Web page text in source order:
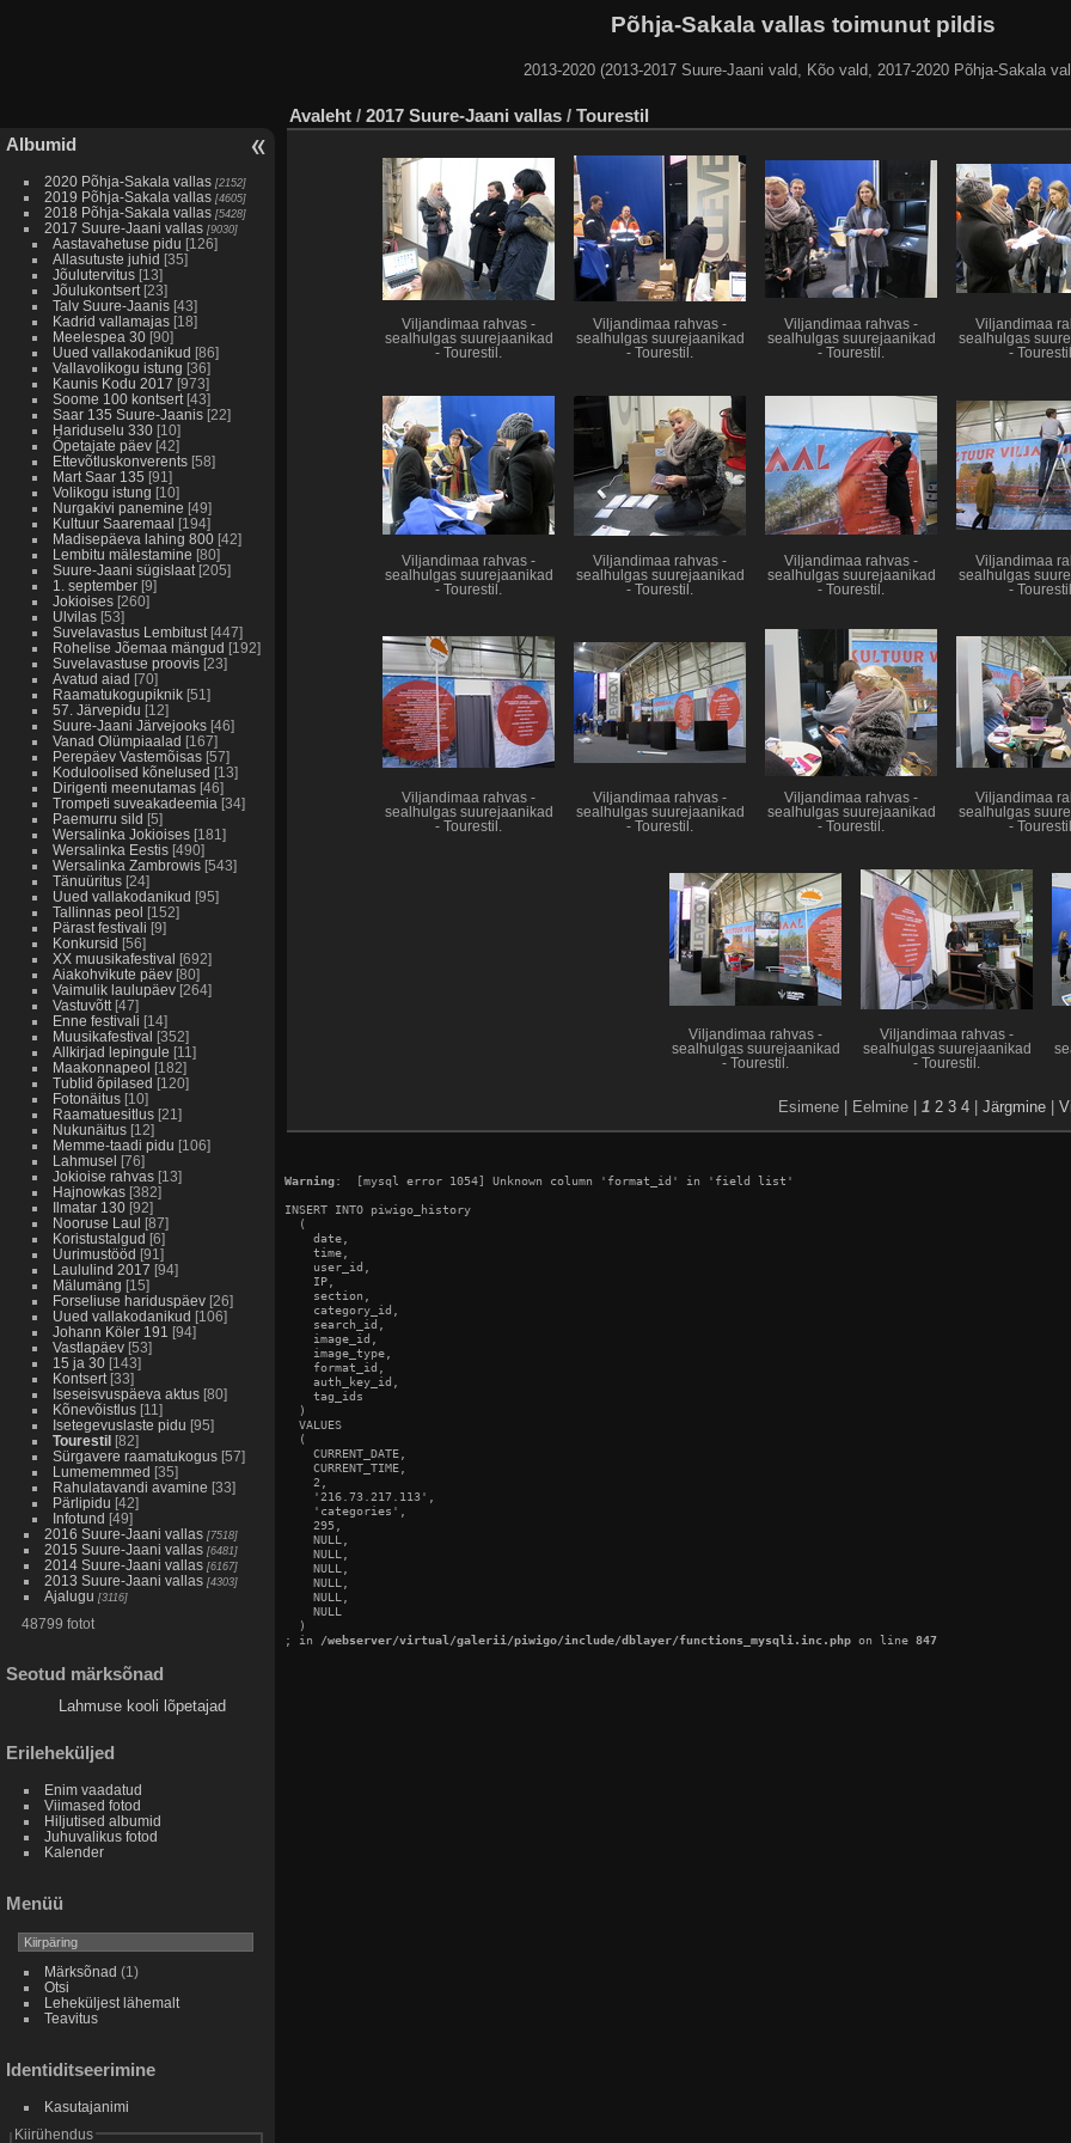
Põhja-Sakala vallas toimunut pildis
2013-2020 (2013-2017 Suure-Jaani vald, Kõo vald, 2017-2020 Põhja-Sakala
Albumid
2020 Põhja-Sakala vallas [2152]
2019 Põhja-Sakala vallas [4605]
2018 Põhja-Sakala vallas [5428]
2017 Suure-Jaani vallas [9030]
Aastavahetuse pidu [126]
Allasutuste juhid [35]
Jõulutervitus [13]
Jõulukontsert [23]
Talv Suure-Jaanis [43]
Kadrid vallamajas [18]
Meelespea 30 [90]
Uued vallakodanikud [86]
Vallavolikogu istung [36]
Kaunis Kodu 2017 [973]
Soome 100 kontsert [43]
Saar 135 Suure-Jaanis [22]
Hariduselu 330 [10]
Õpetajate päev [42]
Ettevõtluskonverents [58]
Mart Saar 135 [91]
Volikogu istung [10]
Nurgakivi panemine [49]
Kultuur Saaremaal [194]
Madisepäeva lahing 800 [42]
Lembitu mälestamine [80]
Suure-Jaani sügislaat [205]
1. september [9]
Jokioises [260]
Ulvilas [53]
Suvelavastus Lembitust [447]
Rohelise Jõemaa mängud [192]
Suvelavastuse proovis [23]
Avatud aiad [70]
Raamatukogupiknik [51]
57. Järvepidu [12]
Suure-Jaani Järvejooks [46]
Vanad Olümpiaalad [167]
Perepäev Vastemõisas [57]
Koduloolised kõnelused [13]
Dirigenti meenutamas [46]
Trompeti suveakadeemia [34]
Paemurru sild [5]
Wersalinka Jokioises [181]
Wersalinka Eestis [490]
Wersalinka Zambrowis [543]
Tänuüritus [24]
Uued vallakodanikud [95]
Tallinnas peol [152]
Pärast festivali [9]
Konkursid [56]
XX muusikafestival [692]
Aiakohvikute päev [80]
Vaimulik laulupäev [264]
Vastuvõtt [47]
Enne festivali [14]
Muusikafestival [352]
Allkirjad lepingule [11]
Maakonnapeol [182]
Tublid õpilased [120]
Fotonäitus [10]
Raamatuesitlus [21]
Nukunäitus [12]
Memme-taadi pidu [106]
Lahmusel [76]
Jokioise rahvas [13]
Hajnowkas [382]
Ilmatar 130 [92]
Nooruse Laul [87]
Koristustalgud [6]
Uurimustööd [91]
Laululind 2017 [94]
Mälumäng [15]
Forseliuse hariduspäev [26]
Uued vallakodanikud [106]
Johann Köler 191 [94]
Vastlapäev [53]
15 ja 30 [143]
Kontsert [33]
Iseseisvuspäeva aktus [80]
Kõnevõistlus [11]
Isetegevuslaste pidu [95]
Tourestil [82]
Sürgavere raamatukogus [57]
Lumememmed [35]
Rahulatavandi avamine [33]
Pärlipidu [42]
Infotund [49]
2016 Suure-Jaani vallas [7518]
2015 Suure-Jaani vallas [6481]
2014 Suure-Jaani vallas [6167]
2013 Suure-Jaani vallas [4303]
Ajalugu [3116]
48799 fotot
Seotud märksõnad
Lahmuse kooli lõpetajad
Erileheküljed
Enim vaadatud
Viimased fotod
Hiljutised albumid
Juhuvalikus fotod
Kalender
Menüü
Märksõnad (1)
Otsi
Leheküljest lähemalt
Teavitus
Identiditseerimine
Kasutajanimi
Kiirühendus
Avaleht / 2017 Suure-Jaani vallas / Tourestil
Viljandimaa rahvas -
sealhulgas suurejaanikad
- Tourestil.
Viljandimaa rahvas -
sealhulgas suurejaanikad
- Tourestil.
Viljandimaa rahvas -
sealhulgas suurejaanikad
- Tourestil.
Viljandimaa
sealhulgas
- Tourestil.
Viljandimaa rahvas -
sealhulgas suurejaanikad
- Tourestil.
Viljandimaa rahvas -
sealhulgas suurejaanikad
- Tourestil.
Viljandimaa rahvas -
sealhulgas suurejaanikad
- Tourestil.
Viljandimaa
sealhulgas
- Tourestil.
Viljandimaa rahvas -
sealhulgas suurejaanikad
- Tourestil.
Viljandimaa rahvas -
sealhulgas suurejaanikad
- Tourestil.
Viljandimaa rahvas -
sealhulgas suurejaanikad
- Tourestil.
Viljandimaa
sealhulgas
- Tourestil.
Viljandimaa rahvas -
sealhulgas suurejaanikad
- Tourestil.
Viljandimaa rahvas -
sealhulgas suurejaanikad
- Tourestil.
Esimene | Eelmine | 1 2 3 4 Järgmine
Warning:  [mysql error 1054] Unknown column 'format_id' in 'field list'
INSERT INTO piwigo_history
  (
    date,
    time,
    user_id,
    IP,
    section,
    category_id,
    search_id,
    image_id,
    image_type,
    format_id,
    auth_key_id,
    tag_ids
  )
  VALUES
  (
    CURRENT_DATE,
    CURRENT_TIME,
    2,
    '216.73.217.113',
    'categories',
    295,
    NULL,
    NULL,
    NULL,
    NULL,
    NULL,
    NULL
  )
; in /webserver/virtual/galerii/piwigo/include/dblayer/functions_mysqli.inc.php on line 847